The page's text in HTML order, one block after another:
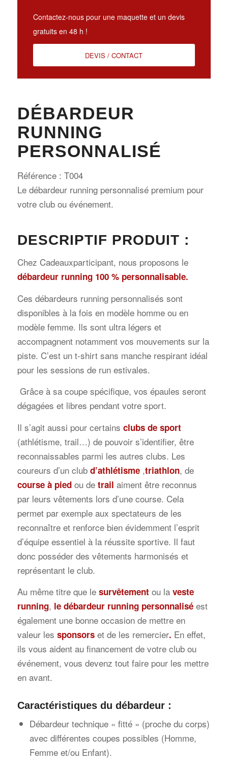
Contactez-nous pour une maquette et un devis
gratuits en 48 h !
DEVIS / CONTACT
DÉBARDEUR
RUNNING
PERSONNALISÉ
Référence : T004
Le débardeur running personnalisé premium pour
votre club ou événement.
DESCRIPTIF PRODUIT :
Chez Cadeauxparticipant, nous proposons le
débardeur running 100 % personnalisable.
Ces débardeurs running personnalisés sont
disponibles à la fois en modèle homme ou en
modèle femme. Ils sont ultra légers et
accompagnent notamment vos mouvements sur la
piste. C’est un t-shirt sans manche respirant idéal
pour les sessions de run estivales.
Grâce à sa coupe spécifique, vos épaules seront
dégagées et libres pendant votre sport.
Il s’agit aussi pour certains clubs de sport
(athlétisme, trail…) de pouvoir s’identifier, être
reconnaissables parmi les autres clubs. Les
coureurs d’un club d’athlétisme,triathlon, de
course à piedou detrail aiment être reconnus
par leurs vêtements lors d’une course. Cela
permet par exemple aux spectateurs de les
reconnaître et renforce bien évidemment l’esprit
d’équipe essentiel à la réussite sportive. Il faut
donc posséder des vêtements harmonisés et
représentant le club.
Au même titre que le survêtement ou la veste
running, le débardeur running personnaliséest
également une bonne occasion de mettre en
valeur les sponsorset de les remercier. En effet,
ils vous aident au financement de votre club ou
événement, vous devenz tout faire pour les mettre
en avant.
Caractéristiquesdu débardeur :
Débardeur technique « fitté » (proche du corps)
avec différentes coupes possibles (Homme,
Femme et/ou Enfant).